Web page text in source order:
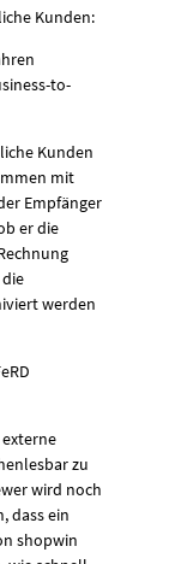
Kunden:
to-
Kunden
mit
Empfänger
er die
werden
externe
zu
wird noch
dass ein
shopwin